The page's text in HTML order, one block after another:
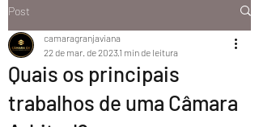
Post
Quais os principais
trabalhos de uma Câmara
camaragranjaviana
22 de mar. de 2023 1 min de leitura